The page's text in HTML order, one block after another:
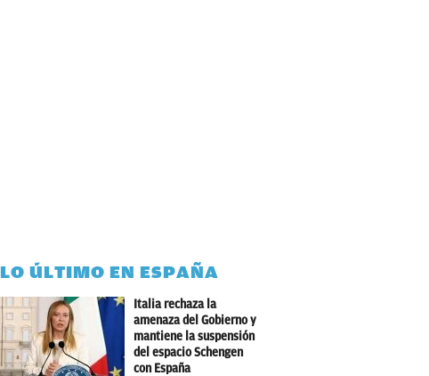
LO ÚLTIMO EN ESPAÑA
Italia rechaza la
amenaza del Gobierno y
mantiene la suspensión
del espacio Schengen
con España